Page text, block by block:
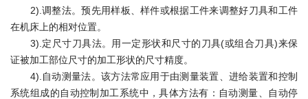
2).调整法。预先用样板、样件或根据工件来调整好刀具和工件
在机床上的相对位置。
3).定尺寸刀具法。用一定形状和尺寸的刀具(或组合刀具)来保
证被加工部位尺寸的加工形状的尺寸精度。
4).自动测量法。该方法常应用于由测量装置、进给装置和控制
系统组成的自动控制加工系统中，具体方法有：自动测量、自动停